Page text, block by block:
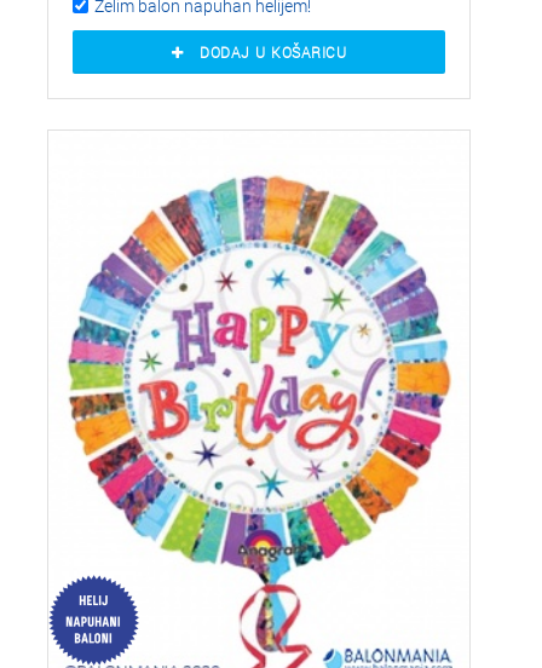
Želim balon napuhan helijem!
DODAJ U KOŠARICU